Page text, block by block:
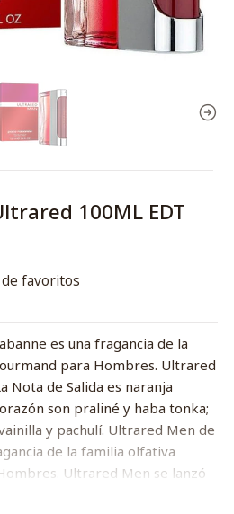
100ML EDT
favoritos
es una fragancia de la
para Hombres. Ultrared
Nota de Salida es naranja
son praliné y haba tonka;
y pachulí. Ultrared Men de
de la familia olfativa
Ultrared Men se lanzó
es naranja sanguina; las Notas